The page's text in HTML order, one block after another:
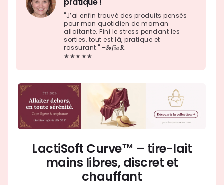
"J’ai enfin trouvé des produits pensés
pour mon quotidien de maman
allaitante. Fini le stress pendant les
sorties, tout est là, pratique et
rassurant." –Sofia R.
★★★★★
LactiSoft Curve™ – tire-lait
mains libres, discret et
chauffant